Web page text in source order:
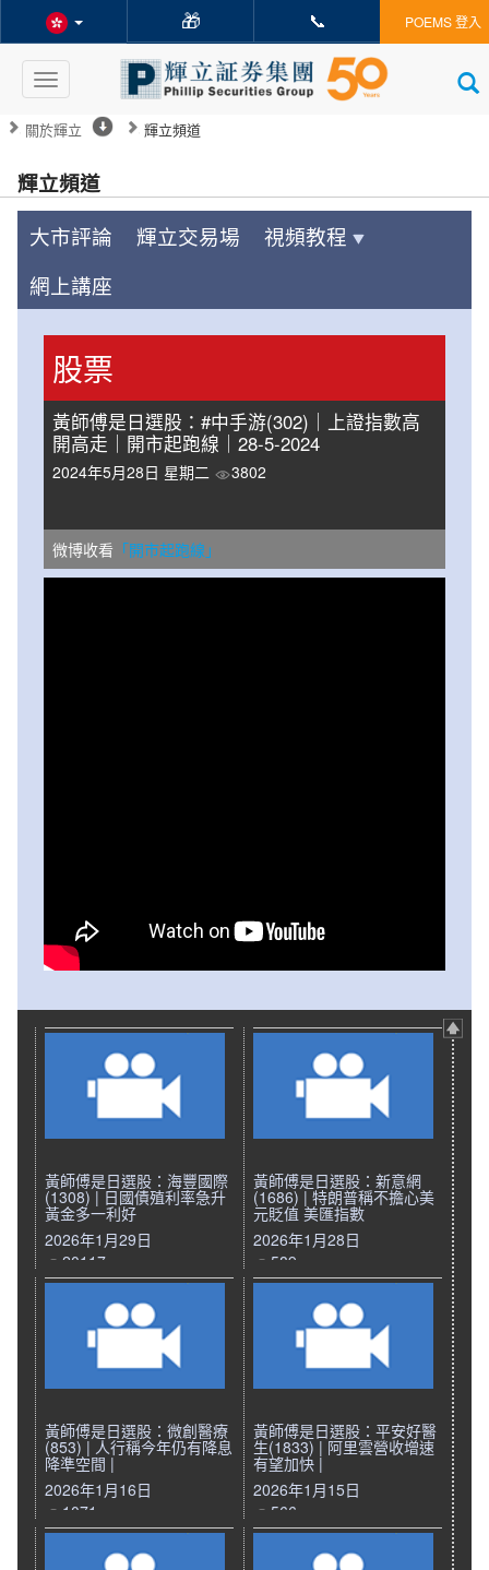
🎁 📞 POEMS 登入
Toggle
navigation
關於輝立 輝立頻道
輝立頻道
大市評論 輝立交易場
視頻教程
網上講座
股票
黃師傅是日選股：#中手游(302)｜上證指數高
開高走｜開市起跑線｜28-5-2024
2024年5月28日 星期二 3802
微博收看 「開市起跑線」
黃師傅是日選股：海豐國際
(1308) | 日國債殖利率急升
黃金多一利好
2026年1月29日
20117
黃師傅是日選股：新意網
(1686) | 特朗普稱不擔心美
元貶值 美匯指數
2026年1月28日
589
黃師傅是日選股：微創醫療
(853) | 人行稱今年仍有降息
降準空間 |
2026年1月16日
1071
黃師傅是日選股：平安好醫
生(1833) | 阿里雲營收增速
有望加快 |
2026年1月15日
566